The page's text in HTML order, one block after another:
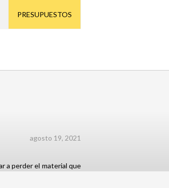
PRESUPUESTOS
agosto 19, 2021
a perder el material que